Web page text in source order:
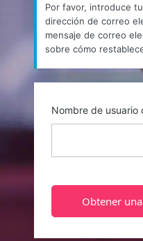
Por favor, introduce
dirección de correo
mensaje de correo
sobre cómo
Nombre de usuario